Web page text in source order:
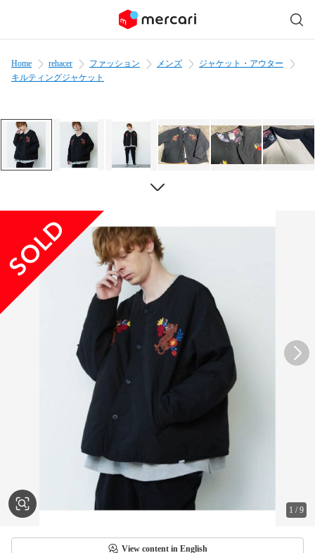
Home rehacer ファッション メンズ
ジャケット・アウター
キルティングジャケット
1 /9
View content in English